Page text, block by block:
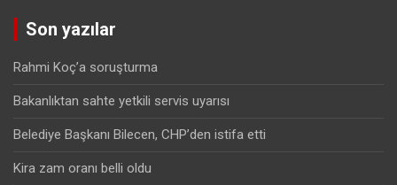
Son yazılar
Rahmi Koç’a soruşturma
Bakanlıktan sahte yetkili servis uyarısı
Belediye Başkanı Bilecen, CHP’den istifa etti
Kira zam oranı belli oldu